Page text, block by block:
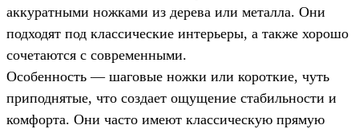
аккуратными ножками из дерева или металла. Они
подходят под классические интерьеры, а также хорошо
сочетаются с современными.
Особенность — шаговые ножки или короткие, чуть
приподнятые, что создает ощущение стабильности и
комфорта. Они часто имеют классическую прямую